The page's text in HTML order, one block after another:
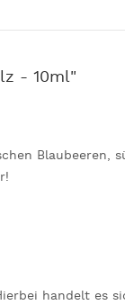
- 10ml"
handelt es